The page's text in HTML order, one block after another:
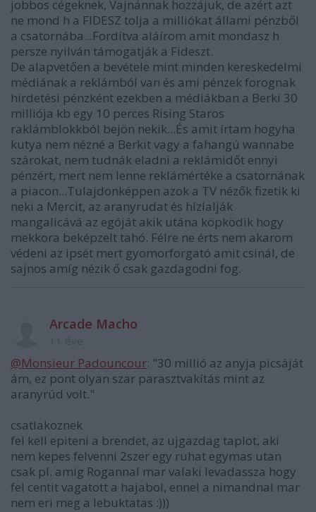
jobbos cégeknek, Vajnánnak hozzájuk, de azért azt
ne mond h a FIDESZ tolja a milliókat állami pénzből
a csatornába...Fordítva aláírom amit mondasz h
persze nyilván támogatják a Fideszt.
De alapvetően a bevétele mint minden kereskedelmi
médiának a reklámból van és ami pénzek forognak
hirdetési pénzként ezekben a médiákban a Berki 30
milliója kb egy 10 perces Rising Staros
raklámblokkból bejön nekik...És amit írtam hogyha
kutya nem nézné a Berkit vagy a fahangú wannabe
szárokat, nem tudnák eladni a reklámidőt ennyi
pénzért, mert nem lenne reklámértéke a csatornának
a piacon...Tulajdonképpen azok a TV nézők fizetik ki
neki a Mercit, az aranyrudat és hízlalják
mangalicává az egóját akik utána köpködik hogy
mekkora beképzelt tahó. Félre ne érts nem akarom
védeni az ipsét mert gyomorforgató amit csinál, de
sajnos amíg nézik ő csak gazdagodni fog.
Arcade Macho
@Monsieur Padouncour: "30 millió az anyja picsáját
ám, ez pont olyan szar parasztvakítás mint az
aranyrúd volt."
csatlakoznek
fel kell epiteni a brendet, az ujgazdag taplot, aki
nem kepes felvenni 2szer egy ruhat egymas utan
csak pl. amig Rogannal mar valaki levadassza hogy
fel centit vagatott a hajabol, ennel a nimandnal mar
nem eri meg a lebuktatas :)))